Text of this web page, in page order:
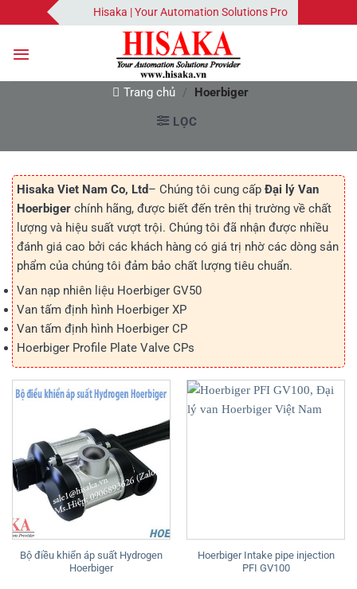
qua
nội
Hisaka | Your Automation Solutions Provider
Trang chủ / Hoerbiger
LỌC
Hisaka Viet Nam Co, Ltd– Chúng tôi cung cấp Đại lý Van
Hoerbiger chính hãng, được biết đến trên thị trường về chất
lượng và hiệu suất vượt trội. Chúng tôi đã nhận được nhiều
đánh giá cao bởi các khách hàng có giá trị nhờ các dòng sản
phẩm của chúng tôi đảm bảo chất lượng tiêu chuẩn.
Van nạp nhiên liệu Hoerbiger GV50
Van tấm định hình Hoerbiger XP
Van tấm định hình Hoerbiger CP
Hoerbiger Profile Plate Valve CPs
Bộ điều khiển áp suất Hydrogen
Hoerbiger
Hoerbiger Intake pipe injection
PFI GV100